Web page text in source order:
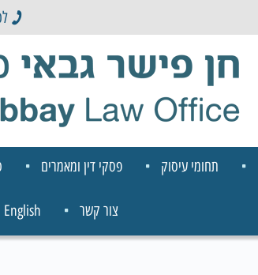
תחומי עיסוק פסקי דין ומאמרים
צור קשר English